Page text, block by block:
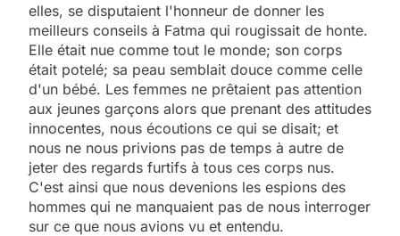
elles, se disputaient l'honneur de donner les
meilleurs conseils à Fatma qui rougissait de honte.
Elle était nue comme tout le monde; son corps
était potelé; sa peau semblait douce comme celle
d'un bébé. Les femmes ne prêtaient pas attention
aux jeunes garçons alors que prenant des attitudes
innocentes, nous écoutions ce qui se disait; et
nous ne nous privions pas de temps à autre de
jeter des regards furtifs à tous ces corps nus.
C'est ainsi que nous devenions les espions des
hommes qui ne manquaient pas de nous interroger
sur ce que nous avions vu et entendu.